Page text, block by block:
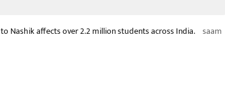
Nashik affects over 2.2 million students across India. saam